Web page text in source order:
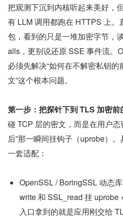
把观测下沉到内核听起来美好，
有 LLM 调用都跑在 HTTPS 上。
包，看到的只是一堆加密字节，
alls，更别说还原 SSE 事件流。
必须先解决“如何在不解密私钥
文”这个根本问题。
第一步：把探针下到 TLS 加密前
碰 TCP 层的密文，而是在用户
后”那一瞬间挂钩子（uprobe）
一套适配：
OpenSSL / BoringSSL 动态
write 和 SSL_read 挂 uprobe
入口拿到的就是应用刚交给